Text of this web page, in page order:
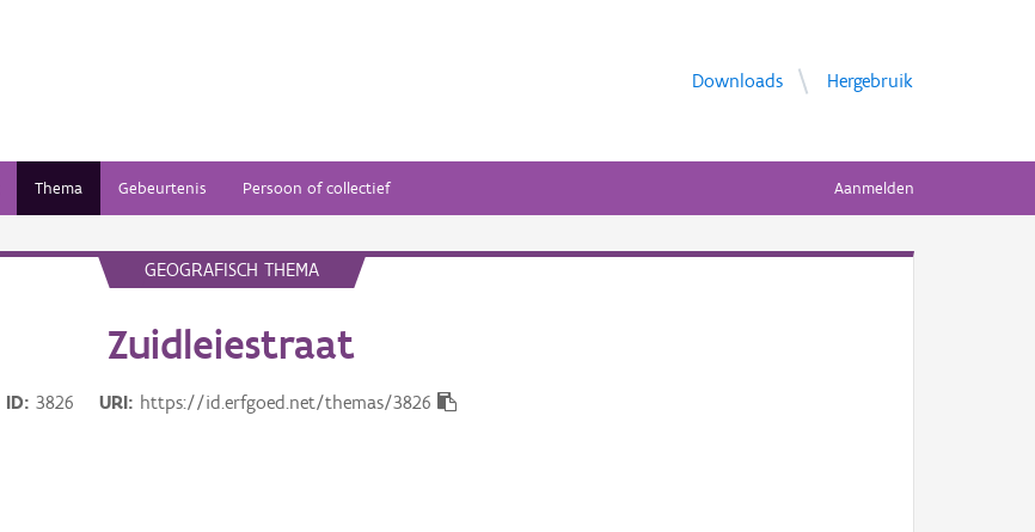
Downloads Hergebruik
Thema Gebeurtenis Persoon of collectief Aanmelden
GEOGRAFISCH THEMA
Zuidleiestraat
ID 3826 URI https://id.erfgoed.net/themas/3826